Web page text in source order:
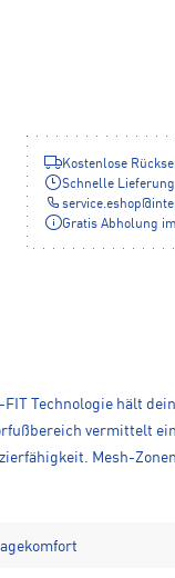
Kostenlose
Schnelle Lieferung
service.eshop@
Gratis Abholung
Technologie hält
vermittelt
Mesh-